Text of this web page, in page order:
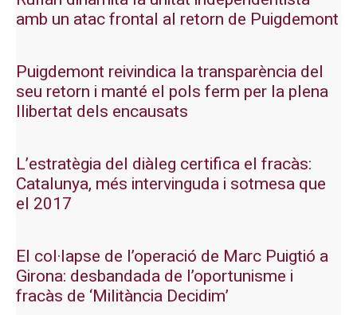
amb un atac frontal al retorn de Puigdemont
Puigdemont reivindica la transparència del
seu retorn i manté el pols ferm per la plena
llibertat dels encausats
L’estratègia del diàleg certifica el fracàs:
Catalunya, més intervinguda i sotmesa que
el 2017
El col·lapse de l’operació de Marc Puigtió a
Girona: desbandada de l’oportunisme i
fracàs de ‘Militància Decidim’